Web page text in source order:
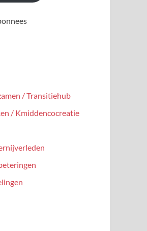
/ Transitiehub
/ Kmiddencocreatie